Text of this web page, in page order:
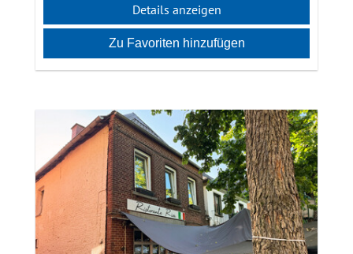
Details anzeigen
Zu Favoriten hinzufügen